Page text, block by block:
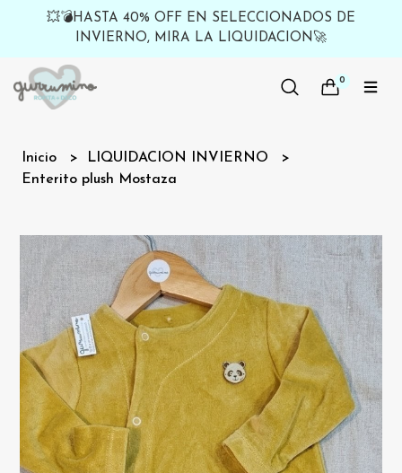
💥💣HASTA 40% OFF EN SELECCIONADOS DE
INVIERNO, MIRA LA LIQUIDACION🚀
0
Inicio
LIQUIDACION INVIERNO
Enterito plush Mostaza